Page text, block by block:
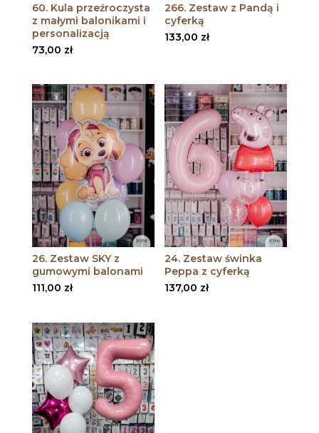
60. Kula przeźroczysta
z małymi balonikami i
personalizacją
73,00 zł
266. Zestaw z Pandą i
cyferką
133,00 zł
26. Zestaw SKY z
gumowymi balonami
111,00 zł
24. Zestaw świnka
Peppa z cyferką
137,00 zł